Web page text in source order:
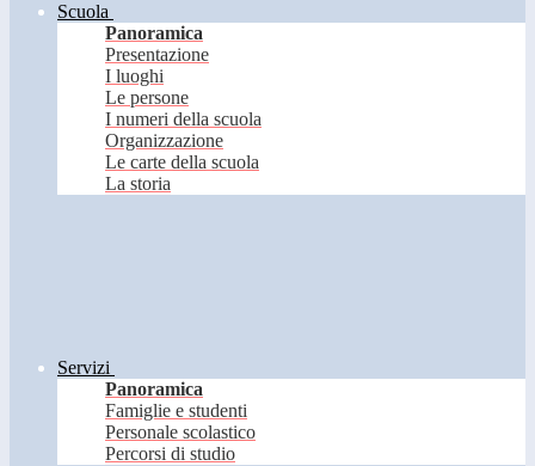
Scuola
Panoramica
Presentazione
I luoghi
Le persone
I numeri della scuola
Organizzazione
Le carte della scuola
La storia
Servizi
Panoramica
Famiglie e studenti
Personale scolastico
Percorsi di studio